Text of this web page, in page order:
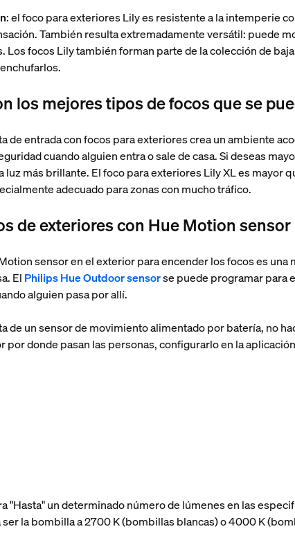
: el foco para exteriores Lily es resistente a la intemperie
También resulta extremadamente versátil: puede
Los focos Lily también forman parte de la colección de
los mejores tipos de focos que se
de entrada con focos para exteriores crea un ambiente
cuando alguien entra o sale de casa. Si deseas
luz más brillante. El foco para exteriores Lily XL es mayor
adecuado para zonas con mucho tráfico.
de exteriores con Hue Motion sensor
sensor en el exterior para encender los focos es una
El Philips Hue Outdoor sensorse puede programar para
alguien pasa por allí.
de un sensor de movimiento alimentado por batería, no
por donde pasan las personas, configurarlo en la
"Hasta" un determinado número de lúmenes en las
la bombilla a 2700 K (bombillas blancas) o 4000 K